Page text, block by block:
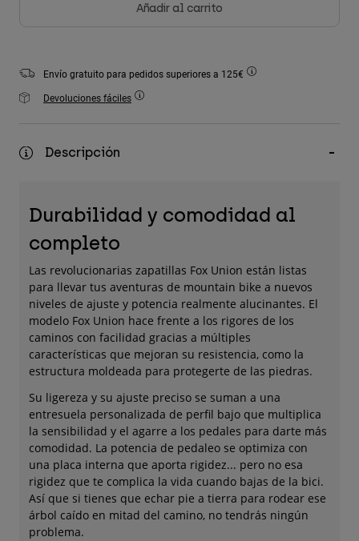
Bolsas y Mochilas
Gorras y Gorros
Añadir al carrito
Envío gratuito para pedidos superiores a 125€
Devoluciones fáciles
Descripción
Durabilidad y comodidad al
completo
Las revolucionarias zapatillas Fox Union están listas
para llevar tus aventuras de mountain bike a nuevos
niveles de ajuste y potencia realmente alucinantes. El
modelo Fox Union hace frente a los rigores de los
caminos con facilidad gracias a múltiples
características que mejoran su resistencia, como la
estructura moldeada para protegerte de las piedras.
Su ligereza y su ajuste preciso se suman a una
entresuela personalizada de perfil bajo que multiplica
la sensibilidad y el agarre a los pedales para darte más
comodidad. La potencia de pedaleo se optimiza con
una placa interna que aporta rigidez... pero no esa
rigidez que te complica la vida cuando bajas de la bici.
Así que si tienes que echar pie a tierra para rodear ese
árbol caído en mitad del camino, no tendrás ningún
problema.